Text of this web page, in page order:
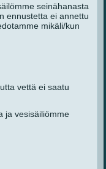
seinähanasta
ennustetta ei annettu
mikäli/kun
vettä ei saatu
ja vesisäiliömme